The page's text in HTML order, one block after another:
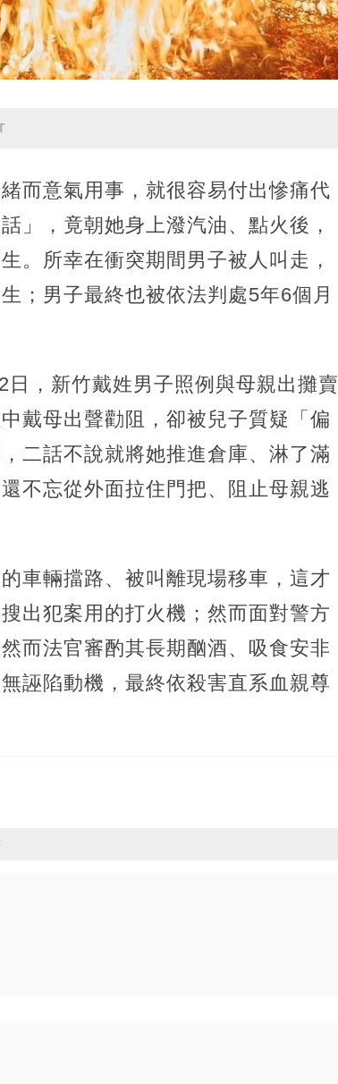
而意氣用事，就很容易付出慘痛代
」，竟朝她身上潑汽油、點火後，
。所幸在衝突期間男子被人叫走，
；男子最終也被依法判處5年6個月
，新竹戴姓男子照例與母親出攤賣
戴母出聲勸阻，卻被兒子質疑「偏
二話不說就將她推進倉庫、淋了滿
不忘從外面拉住門把、阻止母親逃
車輛擋路、被叫離現場移車，這才
出犯案用的打火機；然而面對警方
而法官審酌其長期酗酒、吸食安非
誣陷動機，最終依殺害直系血親尊